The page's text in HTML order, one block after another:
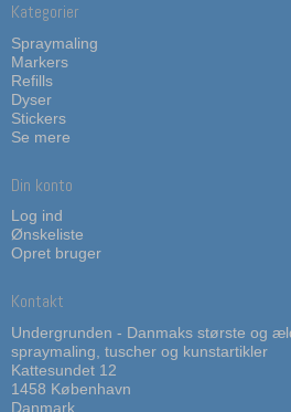
Kategorier
Spraymaling
Markers
Refills
Dyser
Stickers
Se mere
Din konto
Log ind
Ønskeliste
Opret bruger
Kontakt
Undergrunden - Danmaks største og
spraymaling, tuscher og kunstartikler
Kattesundet 12
1458 København
Danmark